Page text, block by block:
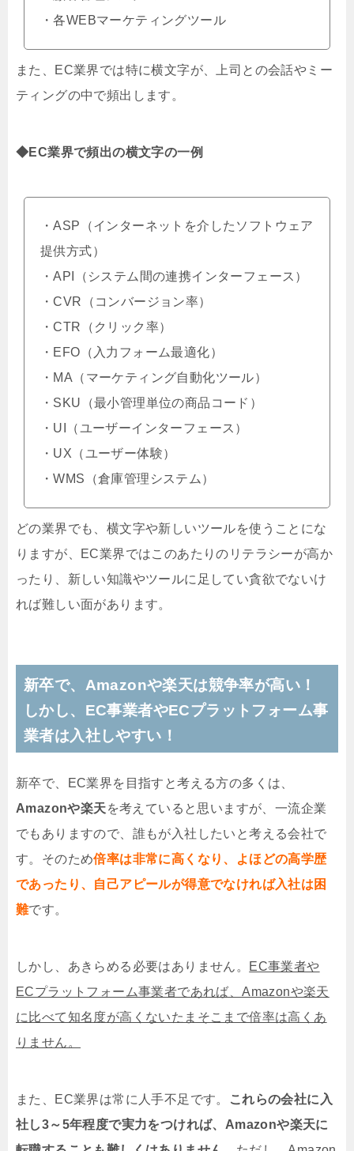
・各WEBマーケティングツール
また、EC業界では特に横文字が、上司との会話やミー
ティングの中で頻出します。
◆EC業界で頻出の横文字の一例
・ASP（インターネットを介したソフトウェア
提供方式）
・API（システム間の連携インターフェース）
・CVR（コンバージョン率）
・CTR（クリック率）
・EFO（入力フォーム最適化）
・MA（マーケティング自動化ツール）
・SKU（最小管理単位の商品コード）
・UI（ユーザーインターフェース）
・UX（ユーザー体験）
・WMS（倉庫管理システム）
どの業界でも、横文字や新しいツールを使うことにな
りますが、EC業界ではこのあたりのリテラシーが高か
ったり、新しい知識やツールに足してい貪欲でないけ
れば難しい面があります。
新卒で、Amazonや楽天は競争率が高い！
しかし、EC事業者やECプラットフォーム事
業者は入社しやすい！
新卒で、EC業界を目指すと考える方の多くは、
Amazonや楽天を考えていると思いますが、一流企業
でもありますので、誰もが入社したいと考える会社で
す。そのため倍率は非常に高くなり、よほどの高学歴
であったり、自己アピールが得意でなければ入社は困
難です。
しかし、あきらめる必要はありません。
EC事業者や
ECプラットフォーム事業者であれば、Amazonや楽天
に比べて知名度が高くないたまそこまで倍率は高くあ
りません。
また、EC業界は常に人手不足です。
これらの会社に入
社し3～5年程度で実力をつければ、Amazonや楽天に